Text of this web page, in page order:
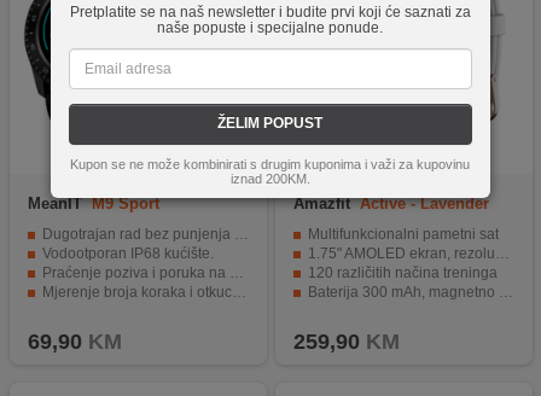
Pretplatite se na naš newsletter i budite prvi koji će saznati za
naše popuste i specijalne ponude.
ŽELIM POPUST
Kupon se ne može kombinirati s drugim kuponima i važi za kupovinu
iznad 200KM.
MeanIT M9 Sport
Dugotrajan rad bez punjenja baterije.
Vodootporan IP68 kućište.
Praćenje poziva i poruka na satu.
Mjerenje broja koraka i otkucaja srca.
69,90 KM
Amazfit Active - Lavender
Multifunkcionalni pametni sat
1.75" AMOLED ekran, rezolucija 390 x 450 pixel
120 različitih načina treninga
Baterija 300 mAh, magnetno punjenje
259,90 KM